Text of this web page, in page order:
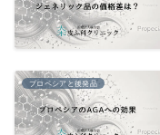
プロペシアと後発品